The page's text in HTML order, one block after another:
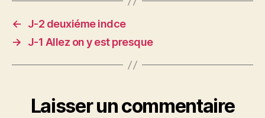
←
J-2 deuxiéme indce
→
J-1 Allez on y est presque
Laisser un commentaire